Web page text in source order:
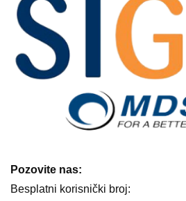
Pozovite nas:
Besplatni korisnički broj: